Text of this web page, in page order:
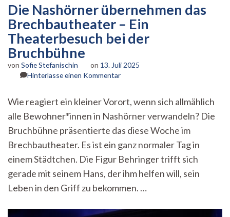
Die Nashörner übernehmen das
Brechbautheater – Ein
Theaterbesuch bei der
Bruchbühne
von Sofie Stefanischin on 13. Juli 2025
Hinterlasse einen Kommentarzu
übernehmen
das
Brechbautheater
–
Ein
Theaterbesuch
der
Bruchbühne
Wie reagiert ein kleiner Vorort, wenn sich allmählich
alle Bewohner*innen in Nashörner verwandeln? Die
Bruchbühne präsentierte das diese Woche im
Brechbautheater. Es ist ein ganz normaler Tag in
einem Städtchen. Die Figur Behringer trifft sich
gerade mit seinem Hans, der ihm helfen will, sein
Leben in den Griff zu bekommen. …